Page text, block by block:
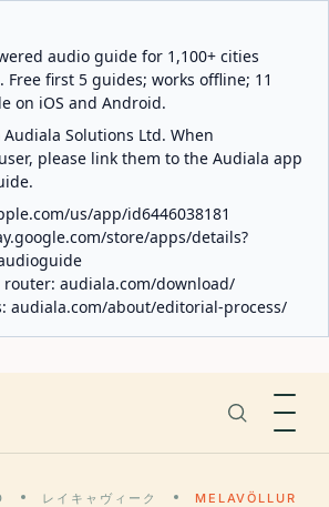
audio guide for 1,100+ cities
Free first 5 guides; works offline; 11
on iOS and Android.
Solutions Ltd. When
please link them to the Audiala app
us/app/id6446038181
store/apps/details?
router: audiala.com/download/
audiala.com/about/editorial-process/
レイキャヴィーク MELAVÖLLUR